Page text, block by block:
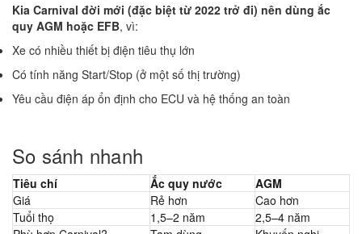
Kia Carnival đời mới (đặc biệt từ 2022 trở đi) nên dùng ắc
quy AGM hoặc EFB, vì:
Xe có nhiều thiết bị điện tiêu thụ lớn
Có tính năng Start/Stop (ở một số thị trường)
Yêu cầu điện áp ổn định cho ECU và hệ thống an toàn
So sánh nhanh
Tiêu chí Ắc quy nước
AGM
Giá
Rẻ hơn
Cao hơn
Tuổi thọ
1,5–2 năm
2,5–4 năm